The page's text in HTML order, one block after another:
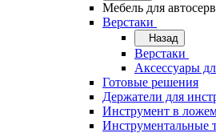
Мебель для
Верстаки
Назад
Верстаки
Аксессуары
Готовые решения
Держатели для
Инструмент в
Инструментальные